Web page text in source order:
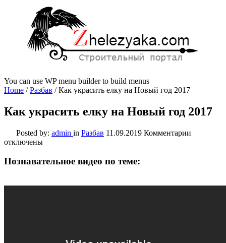
You can use WP menu builder to build menus
Home /Разбав /Как украсить елку на Новый год 2017
Как украсить елку на Новый год 2017
Posted by: admin in Разбав 11.09.2019 Комментарии
Новый
отключены
Познавательное видео по теме: